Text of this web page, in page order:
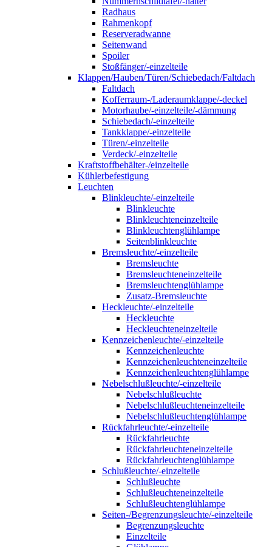
Radhaus
Rahmenkopf
Reserveradwanne
Seitenwand
Spoiler
Stoßfänger/-einzelteile
Klappen/Hauben/Türen/Schiebedach/Faltdach
Faltdach
Kofferraum-/Laderaumklappe/-deckel
Motorhaube/-einzelteile/-dämmung
Schiebedach/-einzelteile
Tankklappe/-einzelteile
Türen/-einzelteile
Verdeck/-einzelteile
Kraftstoffbehälter-/einzelteile
Kühlerbefestigung
Leuchten
Blinkleuchte/-einzelteile
Blinkleuchte
Blinkleuchteneinzelteile
Blinkleuchtenglühlampe
Seitenblinkleuchte
Bremsleuchte/-einzelteile
Bremsleuchte
Bremsleuchteneinzelteile
Bremsleuchtenglühlampe
Zusatz-Bremsleuchte
Heckleuchte/-einzelteile
Heckleuchte
Heckleuchteneinzelteile
Kennzeichenleuchte/-einzelteile
Kennzeichenleuchte
Kennzeichenleuchteneinzelteile
Kennzeichenleuchtenglühlampe
Nebelschlußleuchte/-einzelteile
Nebelschlußleuchte
Nebelschlußleuchteneinzelteile
Nebelschlußleuchtenglühlampe
Rückfahrleuchte/-einzelteile
Rückfahrleuchte
Rückfahrleuchteneinzelteile
Rückfahrleuchtenglühlampe
Schlußleuchte/-einzelteile
Schlußleuchte
Schlußleuchteneinzelteile
Schlußleuchtenglühlampe
Seiten-/Begrenzungsleuchte/-einzelteile
Begrenzungsleuchte
Einzelteile